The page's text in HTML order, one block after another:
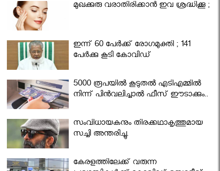
മുഖക്കുരു വരാതിരിക്കാന്‍ ഇവ ശ്രദ്ധിക്കൂ ;
ഇന്ന് 60 പേർക്ക് രോഗമുക്തി ; 141
പേര്‍ക്കു കൂടി കോവിഡ്
5000 രൂപയിൽ കൂടുതൽ എടിഎമ്മിൽ
നിന്ന് പിൻവലിച്ചാൽ ഫീസ് ഈടാക്കും..
സംവിധായകനും തിരക്കഥാകൃത്തുമായ
സച്ചി അന്തരിച്ചു.
കേരളത്തിലേക്ക് വരുന്ന